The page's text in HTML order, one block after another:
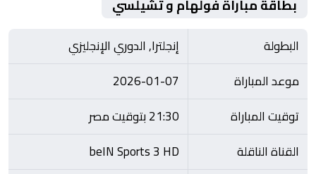
بطاقة مباراة فولهام و تشيلسي
البطولة
إنجلترا, الدوري الإنجليزي
موعد المباراة
2026-01-07
توقيت المباراة
21:30 بتوقيت مصر
القناة الناقلة
beIN Sports 3 HD